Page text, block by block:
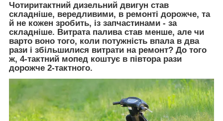
Чотиритактний дизельний двигун став
складніше, вередливими, в ремонті дорожче, та
й не кожен зробить, із запчастинами - за
складніше. Витрата палива став менше, але чи
варто воно того, коли потужність впала в два
рази і збільшилися витрати на ремонт? До того
ж, 4-тактний мопед коштує в півтора рази
дорожче 2-тактного.